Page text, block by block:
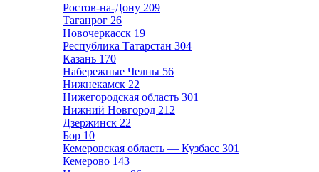
Ростов-на-Дону 209
Таганрог 26
Новочеркасск 19
Республика Татарстан 304
Казань 170
Набережные Челны 56
Нижнекамск 22
Нижегородская область 301
Нижний Новгород 212
Дзержинск 22
Бор 10
Кемеровская область — Кузбасс 301
Кемерово 143